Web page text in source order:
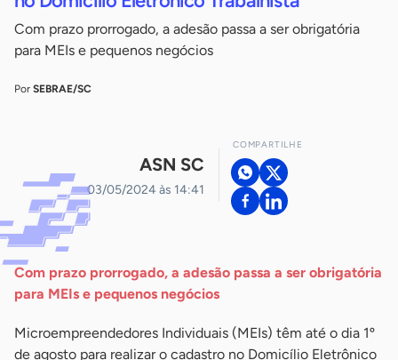
Com prazo prorrogado, a adesão passa a ser obrigatória
para MEIs e pequenos negócios
Por SEBRAE/SC
ASN SC
03/05/2024 às 14:41
COMPARTILHE
Com prazo prorrogado, a adesão passa a ser obrigatória
para MEIs e pequenos negócios
Microempreendedores Individuais (MEIs) têm até o dia 1º
de agosto para realizar o cadastro no Domicílio Eletrônico